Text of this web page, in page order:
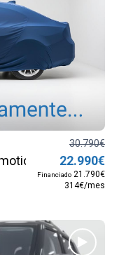
MY26
30.790€
22.990€
Financiado 21.790€
314€/mes